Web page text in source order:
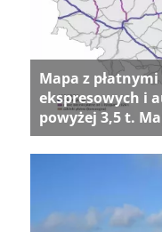
Mapa z
ekspresowych i
powyżej 3,5 t.